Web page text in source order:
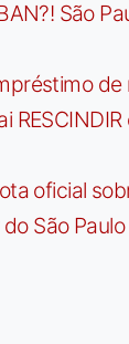
São
oficial
São